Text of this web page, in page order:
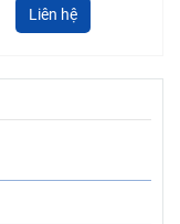
Liên hệ